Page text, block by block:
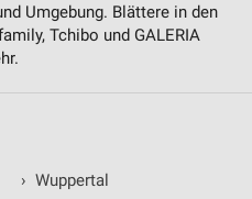
Umgebung. Blättere in den
Tchibo und GALERIA
› Wuppertal